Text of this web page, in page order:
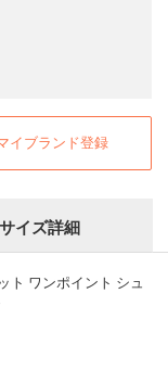
イブランド登録
サイズ詳細
ト ワンポイント シュ